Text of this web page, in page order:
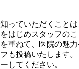
っていただくことは
はじめスタッフの
重ねて、医院の魅
も投稿いたします。
してください。